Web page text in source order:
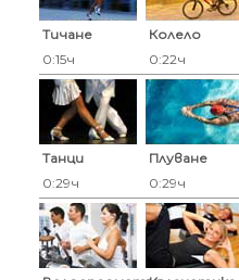
Тичане
0:15ч
Колело
0:22ч
Танци
0:29ч
Плуване
0:29ч